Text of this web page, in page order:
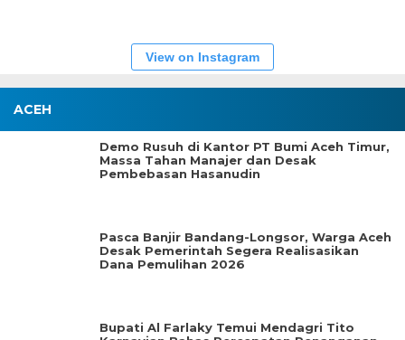
View on Instagram
ACEH
Demo Rusuh di Kantor PT Bumi Aceh Timur,
Massa Tahan Manajer dan Desak
Pembebasan Hasanudin
Pasca Banjir Bandang-Longsor, Warga Aceh
Desak Pemerintah Segera Realisasikan
Dana Pemulihan 2026
Bupati Al Farlaky Temui Mendagri Tito